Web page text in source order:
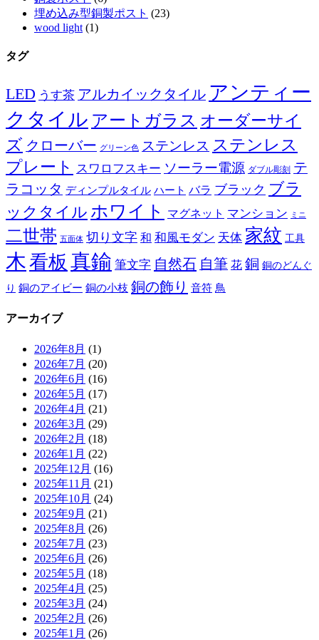
埋め込み型銅製ポスト (23)
wood light (1)
タグ
LED うす茶 アルカイックタイル アンティー
クタイル アートガラス オーダーサイ
ズ クローバー グリーン色 ステンレス ステンレス
プレート スワロフスキー ソーラー電源 ダブル彫刻 テ
ラコッタ ディンプルタイル ハート バラ ブラック ブラ
ックタイル ホワイト マグネット マンション ミニ
二世帯 五面体 切り文字 和 和風モダン 天体 家紋 工具
木看板 真鍮 筆文字 自然石 自筆 花 銅 銅のどんぐ
り 銅のアイビー 銅の小枝 銅の飾り 音符 鳥
アーカイブ
2026年8月 (1)
2026年7月 (20)
2026年6月 (16)
2026年5月 (17)
2026年4月 (21)
2026年3月 (29)
2026年2月 (18)
2026年1月 (22)
2025年12月 (16)
2025年11月 (21)
2025年10月 (24)
2025年9月 (21)
2025年8月 (26)
2025年7月 (23)
2025年6月 (26)
2025年5月 (18)
2025年4月 (25)
2025年3月 (24)
2025年2月 (26)
2025年1月 (26)